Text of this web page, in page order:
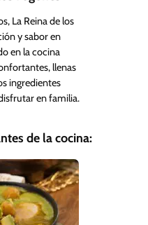
La Reina de los
y sabor en
en la cocina
llenas
ingredientes
en familia.
de la cocina: